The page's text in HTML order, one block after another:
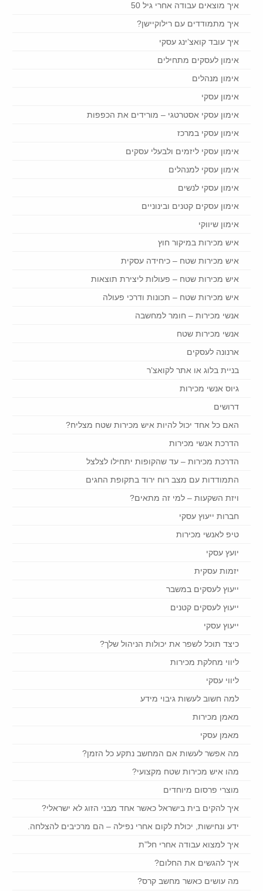
איך מוצאים עבודה אחרי גיל 50
איך מתמודדים עם רילוקיישן?
איך עובד קואצ’ינג עסקי
אימון לעסקים מתחילים
אימון מנהלים
אימון עסקי
אימון עסקי אסטרטגי – מורידים את הכפפות
אימון עסקי במרכז
אימון עסקי ליזמים ולבעלי עסקים
אימון עסקי למנהלים
אימון עסקי לנשים
אימון עסקים קטנים ובינוניים
אימון שיווקי
איש מכירות במיקור חוץ
איש מכירות שטח – כיחידה עסקית
איש מכירות שטח – פעולות ליצירת תוצאות
איש מכירות שטח – תכונות ודרכי פעולה
אנשי מכירות – חומר למחשבה
אנשי מכירות שטח
ארנונה לעסקים
בניית בלוג או אתר לקואצ’ר
גיוס אנשי מכירות
דרושים
האם כל אחד יכול להיות איש מכירות שטח מצליח?
הדרכת אנשי מכירות
הדרכת מכירות – עד שהקופות יתחילו לצלצל
התמודדות עם מצב רוח ירוד בתקופת החגים
ויזת השקעות – למי זה מתאים?
חברות ייעוץ עסקי
טיפ לאנשי מכירות
יועץ עסקי
יזמות עסקית
ייעוץ לעסקים במשבר
ייעוץ לעסקים קטנים
ייעוץ עסקי
כיצד תוכל לשפר את יכולות הניהול שלך?
ליווי מחלקת מכירות
ליווי עסקי
למה חשוב לעשות גיבוי מידע
מאמן מכירות
מאמן עסקי
מה אפשר לעשות אם המחשב נתקע כל הזמן?
מהו איש מכירות שטח מקצועי?
מוצרי פרסום מיוחדים
איך להקים בית בישראל כאשר אחד מבני הזוג לא ישראלי?
ידע ונחישות, יכולת לקום אחרי נפילה – הם מרכיבים להצלחה.
איך למצוא עבודה אחרי חל”ת
איך להגשים את החלום?
מה עושים כאשר מחשב קרס?